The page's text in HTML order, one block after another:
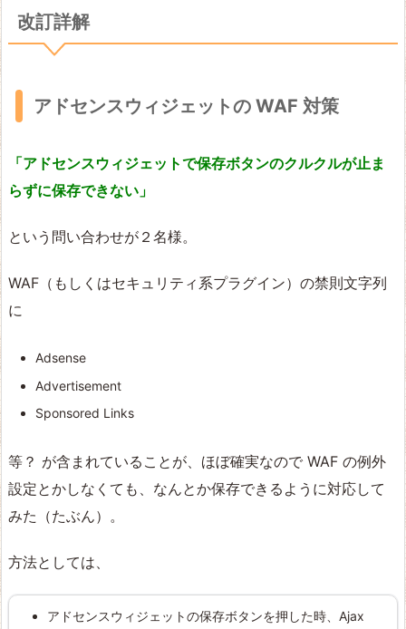
改訂詳解
アドセンスウィジェットの WAF 対策
「アドセンスウィジェットで保存ボタンのクルクルが止ま
らずに保存できない」
という問い合わせが２名様。
WAF（もしくはセキュリティ系プラグイン）の禁則文字列
に
Adsense
Advertisement
Sponsored Links
等？ が含まれていることが、ほぼ確実なので WAF の例外
設定とかしなくても、なんとか保存できるように対応して
みた（たぶん）。
方法としては、
アドセンスウィジェットの保存ボタンを押した時、Ajax